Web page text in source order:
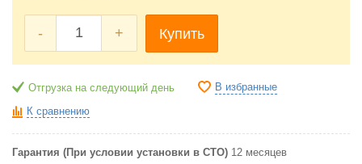
- + Купить
Отгрузка на следующий день В избранные
К сравнению
Гарантия (При условии установки в СТО) 12 месяцев